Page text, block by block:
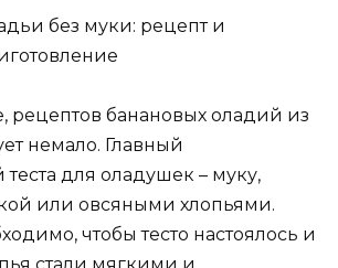
без муки: рецепт и
рецептов банановых оладий из
немало. Главный
для оладушек – муку,
или овсяными хлопьями.
чтобы тесто настоялось и